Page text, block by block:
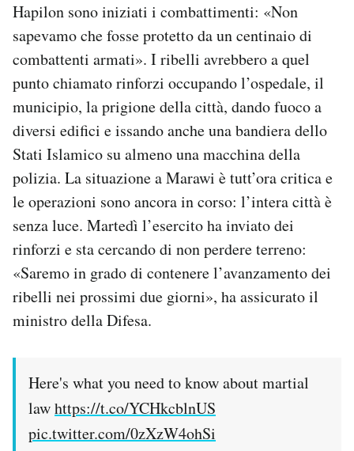
Hapilon sono iniziati i combattimenti: «Non
sapevamo che fosse protetto da un centinaio di
combattenti armati». I ribelli avrebbero a quel
punto chiamato rinforzi occupando l’ospedale, il
municipio, la prigione della città, dando fuoco a
diversi edifici e issando anche una bandiera dello
Stati Islamico su almeno una macchina della
polizia. La situazione a Marawi è tutt’ora critica e
le operazioni sono ancora in corso: l’intera città è
senza luce. Martedì l’esercito ha inviato dei
rinforzi e sta cercando di non perdere terreno:
«Saremo in grado di contenere l’avanzamento dei
ribelli nei prossimi due giorni», ha assicurato il
ministro della Difesa.
Here's what you need to know about martial
lawhttps://t.co/YCHkcblnUS
pic.twitter.com/0zXzW4ohSi